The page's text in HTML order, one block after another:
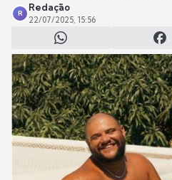
R
Redação
22/07/2025, 15:56